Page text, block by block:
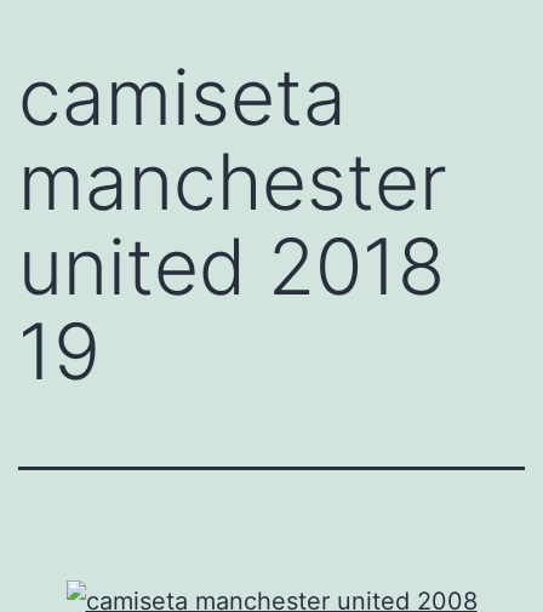
camiseta
manchester
united 2018
19